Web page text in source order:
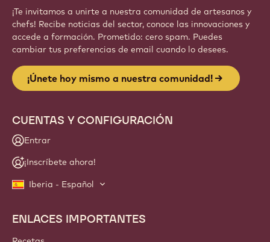
¡Te invitamos a unirte a nuestra comunidad de artesanos y
chefs! Recibe noticias del sector, conoce las innovaciones y
accede a formación. Prometido: cero spam. Puedes
cambiar tus preferencias de email cuando lo desees.
¡Únete hoy mismo a nuestra comunidad!
CUENTAS Y CONFIGURACIÓN
Entrar
¡Inscríbete ahora!
Iberia - Español
Footer
Callebaut
ENLACES IMPORTANTES